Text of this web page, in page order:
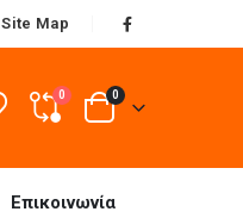
Site Map
0 0
Επικοινωνία